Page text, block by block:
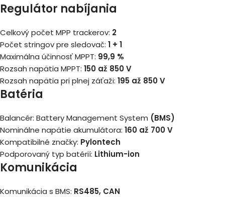
Regulátor nabíjania
Celkový počet MPP trackerov: 2
Počet stringov pre sledovač: 1 + 1
Maximálna účinnosť MPPT: 99,9 %
Rozsah napätia MPPT: 150 až 850 V
Rozsah napätia pri plnej záťaži: 195 až 850 V
Batéria
Balancér: Battery Management System (BMS)
Nominálne napätie akumulátora: 160 až 700 V
Kompatibilné značky: Pylontech
Podporovaný typ batérií: Lithium-ion
Komunikácia
Komunikácia s BMS: RS485, CAN